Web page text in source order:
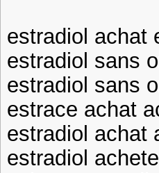
estradiol achat
estradiol sans
estradiol sans
estrace achat
estradiol achat
estradiol